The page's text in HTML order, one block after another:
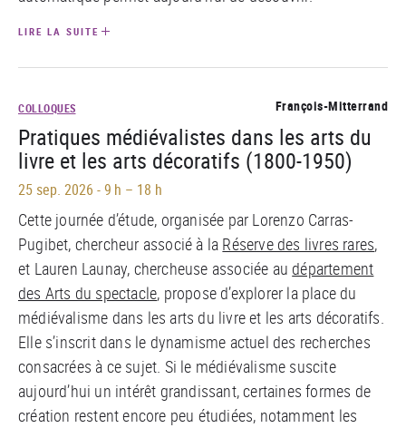
LIRE LA SUITE
COLLOQUES François-Mitterrand
Pratiques médiévalistes dans les arts du
livre et les arts décoratifs (1800-1950)
25 sep. 2026 -9 h – 18 h
Cette journée d’étude, organisée par Lorenzo Carras-
Pugibet, chercheur associé à la Réserve des livres rares,
et Lauren Launay, chercheuse associée au département
des Arts du spectacle, propose d’explorer la place du
médiévalisme dans les arts du livre et les arts décoratifs.
Elle s’inscrit dans le dynamisme actuel des recherches
consacrées à ce sujet. Si le médiévalisme suscite
aujourd’hui un intérêt grandissant, certaines formes de
création restent encore peu étudiées, notamment les